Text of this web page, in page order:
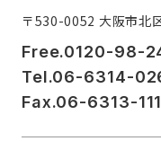
〒530-0052 大阪市北
Free.0120-98-
Tel.06-6314-
Fax.06-6313-